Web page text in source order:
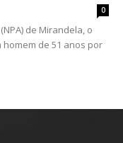
0
de Mirandela, o
de 51 anos por